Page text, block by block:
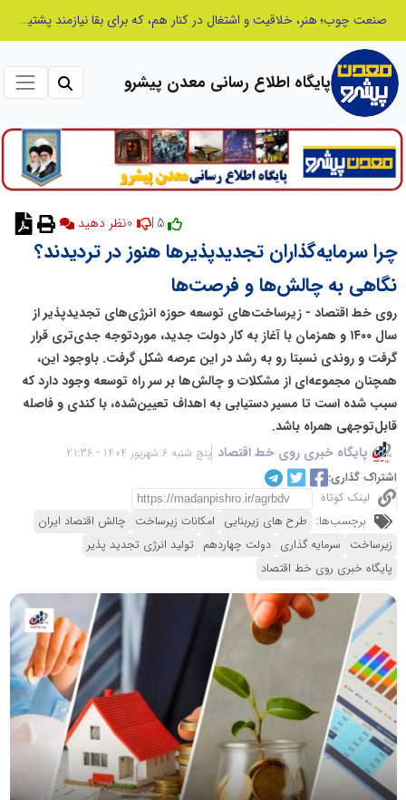
صنعت چوب؛ هنر، خلاقیت و اشتغال در کنار هم، که برای بقا نیازمند پشتیبانی از کالای ایرانی است
پایگاه اطلاع رسانی معدن پیشرو
5 | نظر دهید
چرا سرمایه‌گذاران تجدیدپذیرها هنوز در تردیدند؟
نگاهی به چالش‌ها و فرصت‌ها
روی خط اقتصاد - زیرساخت‌های توسعه حوزه انرژی‌های تجدیدپذیر از
سال ۱۴۰۰ و همزمان با آغاز به کار دولت جدید، موردتوجه جدی‌تری قرار
گرفت و روندی نسبتا رو به رشد در این عرصه شکل گرفت. باوجود این،
همچنان مجموعه‌ای از مشکلات و چالش‌ها بر سر راه توسعه وجود دارد که
سبب شده است تا مسیر دستیابی به اهداف تعیین‌شده، با کندی و فاصله
قابل‌توجهی همراه باشد.
پایگاه خبری روی خط اقتصاد پنج شنبه 6 شهریور 1404 - 21:36
اشتراک گذاری:
لینک کوتاه
برچسب‌ها: طرح های زیربنایی امکانات زیرساخت چالش اقتصاد ایران
زیرساخت‌ سرمایه گذاری دولت چهاردهم تولید انرژی تجدید پذیر
پایگاه خبری روی خط اقتصاد